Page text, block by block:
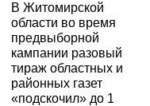
В Житомирской
области во время
предвыборной
кампании разовый
тираж областных и
районных газет
«подскочил» до 1